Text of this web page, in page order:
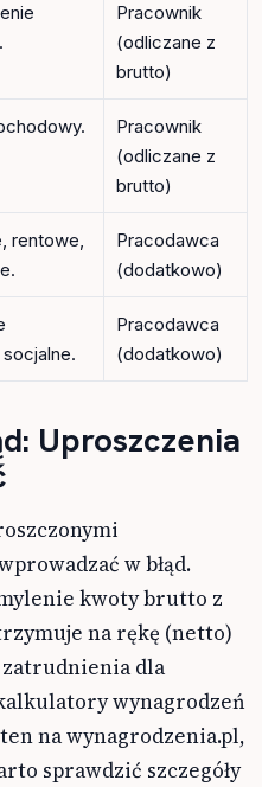
Pracownik
(odliczane z
brutto)
Pracownik
(odliczane z
brutto)
rentowe,
Pracodawca
(dodatkowo)
Pracodawca
(dodatkowo)
Uproszczenia
w błąd.
kwoty brutto z
na rękę (netto)
zatrudnienia dla
wynagrodzeń
na wynagrodzenia.pl,
sprawdzić szczegóły